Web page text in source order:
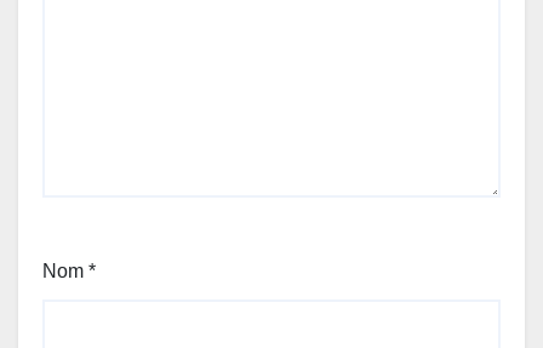
Nom *